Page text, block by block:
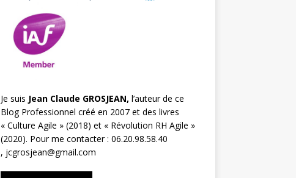
Je suis Jean Claude GROSJEAN, l’auteur de ce
Blog Professionnel créé en 2007 et des livres
« Culture Agile » (2018) et « Révolution RH Agile »
(2020). Pour me contacter : 06.20.98.58.40
, jcgrosjean@gmail.com